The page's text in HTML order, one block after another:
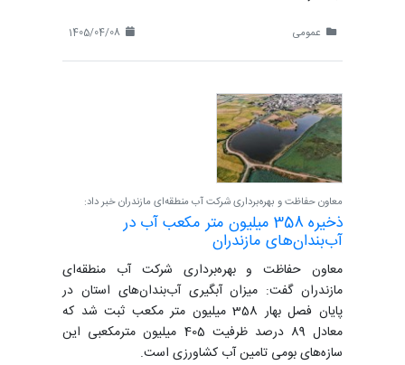
عمومی
معاون حفاظت و بهره‌برداری شرکت آب منطقه‌ای مازندران خبر داد:
ذخیره 358 میلیون متر مکعب آب در
آب‌بندان‌های مازندران
معاون حفاظت و بهره‌برداری شرکت آب منطقه‌ای
مازندران گفت: میزان آبگیری آب‌بندان‌های استان در
پایان فصل بهار 358 میلیون متر مکعب ثبت شد که
معادل 89 درصد ظرفیت 405 میلیون مترمکعبی این
سازه‌های بومی تامین آب کشاورزی است.